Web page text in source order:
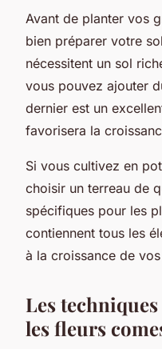
Avant de planter vos
bien préparer votre
nécessitent un sol
vous pouvez ajouter
dernier est un
favorisera la
Si vous cultivez en
choisir un terreau de
spécifiques pour les
contiennent tous les
à la croissance de
Les
les fleurs